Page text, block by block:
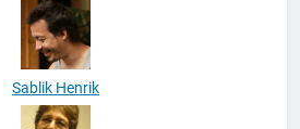
Sablik Henrik